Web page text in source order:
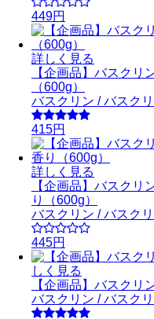
449円
詳しく見る
【企画品】バスクリ
（600g）
バスクリン / バスク
415円
詳しく見る
【企画品】バスクリ
り（600g）
バスクリン / バスク
445円
しく見る
【企画品】バスクリ
バスクリン / バスク